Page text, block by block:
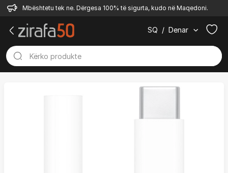
Mbështetu tek ne. Dërgesa 100% të sigurta, kudo në Maqedoni.
SQ / Denar